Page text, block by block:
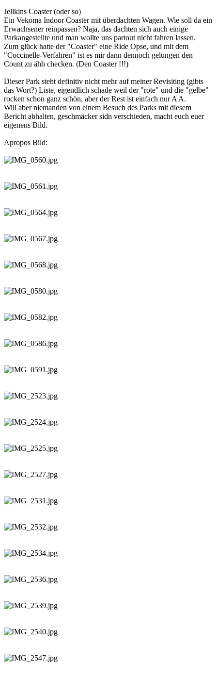
Jellkins Coaster (oder so)
Ein Vekoma Indoor Coaster mit überdachten Wagen. Wie soll da ein
Erwachsener reinpassen? Naja, das dachten sich auch einige
Parkangestellte und man wollte uns partout nicht fahren lassen.
Zum glück hatte der "Coaster" eine Ride Opse, und mit dem
"Coccinelle-Verfahren" ist es mir dann dennoch gelungen den
Count zu ähh checken. (Den Coaster !!!)
Dieser Park steht definitiv nicht mehr auf meiner Revisiting (gibts
das Wort?) Liste, eigendlich schade weil der "rote" und die "gelbe"
rocken schon ganz schön, aber der Rest ist einfach nur A A.
Will aber niemanden von einem Besuch des Parks mit diesem
Bericht abhalten, geschmäcker sidn verschieden, macht euch euer
eigenens Bild.
Apropos Bild: